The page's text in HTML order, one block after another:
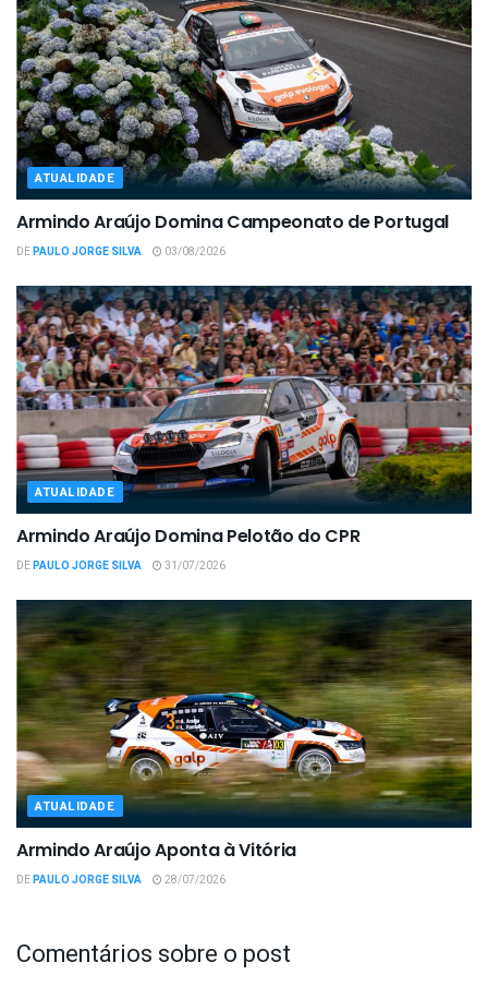
ATUALIDADE
Armindo Araújo Domina Campeonato de Portugal
DEPAULO JORGE SILVA 03/08/2026
ATUALIDADE
Armindo Araújo Domina Pelotão do CPR
DEPAULO JORGE SILVA 31/07/2026
ATUALIDADE
Armindo Araújo Aponta à Vitória
DEPAULO JORGE SILVA 28/07/2026
Comentários sobre o post